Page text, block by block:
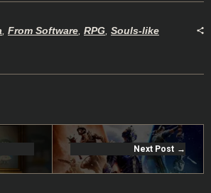
, From Software, RPG, Souls-like
Next Post